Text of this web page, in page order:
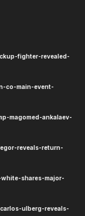
fighter-revealed-
co-main-event-
magomed-ankalaev-
reveals-return-
shares-major-
ulberg-reveals-